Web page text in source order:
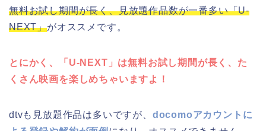
無料お試し期間が長く、見放題作品数が一番多い「U-
NEXT」がオススメです。
とにかく、「U-NEXT」は無料お試し期間が長く、た
くさん映画を楽しめちゃいますよ！
dtvも見放題作品は多いですが、 docomoアカウントに